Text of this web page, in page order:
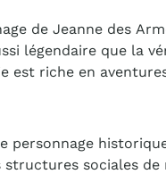
de Jeanne des
légendaire que la
est riche en
personnage
structures sociales de